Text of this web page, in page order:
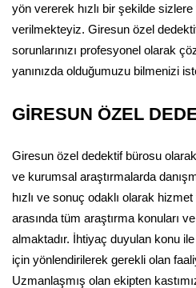
yön vererek hızlı bir şekilde sizlere
verilmekteyiz. Giresun özel
sorunlarınızı profesyonel olarak
yanınızda olduğumuzu bilmenizi
GİRESUN ÖZEL
Giresun özel dedektif bürosu
ve kurumsal araştırmalarda
hızlı ve sonuç odaklı olarak
arasında tüm araştırma konuları
almaktadır. İhtiyaç duyulan konu
için yönlendirilerek gerekli olan
Uzmanlaşmış olan ekipten